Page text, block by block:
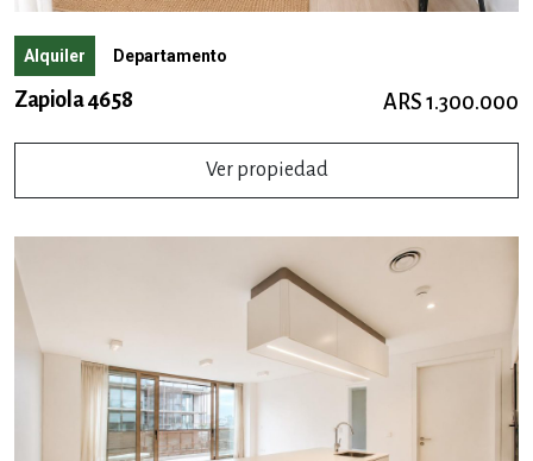
Alquiler Departamento
Zapiola 4658 ARS 1.300.000
Ver propiedad